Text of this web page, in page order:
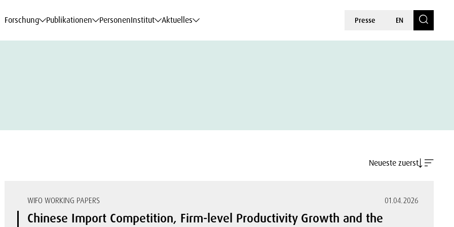
Forschung Publikationen PersonenInstitut Aktuelles Presse EN
Neueste zuerst
WIFO WORKING PAPERS 01.04.2026
Chinese Import Competition, Firm-level Productivity Growth and the